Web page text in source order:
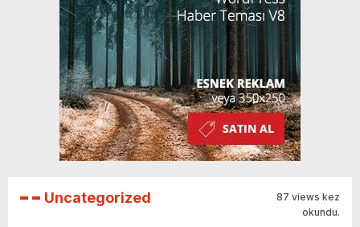
Uncategorized
87 views kez
okundu.